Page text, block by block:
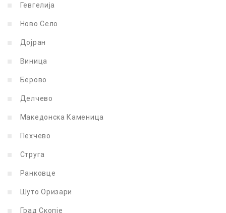
Гевгелија
Ново Село
Дојран
Виница
Берово
Делчево
Македонска Каменица
Пехчево
Струга
Ранковце
Шуто Оризари
Град Скопје